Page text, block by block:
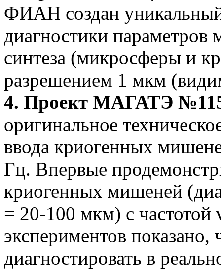
ФИАН создан
диагностики параметров
синтеза (микросферы и
разрешением 1 мкм
4. Проект МАГАТЭ
оригинальное
ввода криогенных
Гц. Впервые
криогенных мишеней
= 20-100 мкм) с
экспериментов
диагностировать в